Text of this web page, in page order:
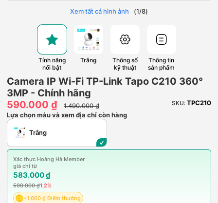
Xem tất cả hình ảnh (1/8)
Tính năng
nổi bật
Trắng
Thông số
kỹ thuật
Thông tin
sản phẩm
Camera IP Wi-Fi TP-Link Tapo C210 360°
3MP - Chính hãng
590.000 ₫
1.490.000 ₫ SKU: TPC210
Lựa chọn màu và xem địa chỉ còn hàng
Trắng
Xác thực Hoàng Hà Member
giá chỉ từ
583.000 ₫
590.000 ₫1.2%
+1.000 ₫ Điểm thưởng